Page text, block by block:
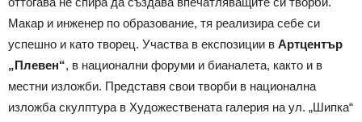
Макар и инженер по образование, тя реализира себе си
успешно и като творец. Участва в експозиции в Артцентър
„Плевен“, в национални форуми и бианалета, както и в
местни изложби. Представя свои творби в национална
изложба скулптура в Художествената галерия на ул. „Шипка“